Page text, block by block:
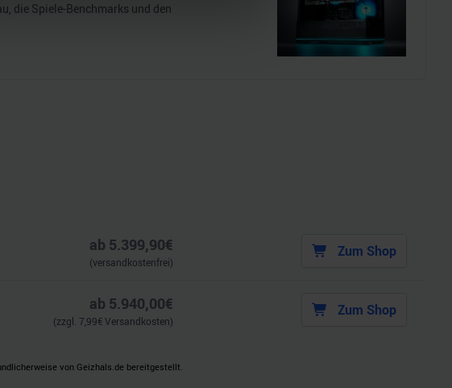
für soziale Medien anbieten zu können
zu Ihrer Verwendung unserer
die Spiele-Benchmarks und den
ab 5.399,90€
(versandkostenfrei)
Zum Shop
ab 5.940,00€
(zzgl. 7,99€ Versandkosten)
Zum Shop
von Geizhals.de bereitgestellt.